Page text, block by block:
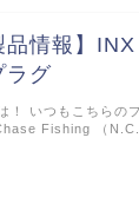
品情報】
ラグ
！ いつもこちらの
Fishing （